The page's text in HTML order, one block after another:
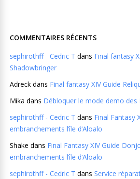
COMMENTAIRES RÉCENTS
sephirothff - Cedric T dans Final fantasy
Shadowbringer
Adreck dans Final fantasy XIV Guide
Mika dans Débloquer le mode demo des
sephirothff - Cedric T dans Final Fantasy
embranchements l’île d’Aloalo
Shake dans Final Fantasy XIV Guide
embranchements l’île d’Aloalo
sephirothff - Cedric T dans Service